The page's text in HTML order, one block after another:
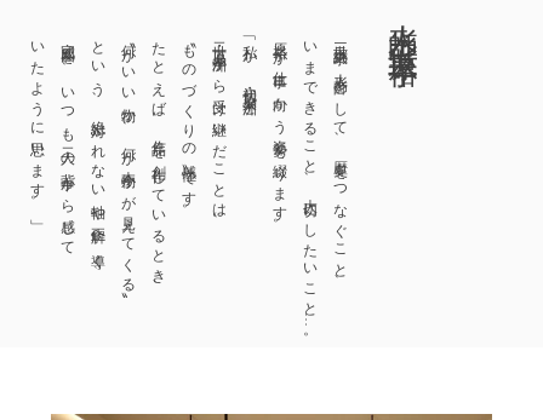
人形師 三世・原裕子
三世継承の人形師として、歴史をつなぐこと、
いまできること、大切にしたいこと…。
原裕子が仕事に向かう姿勢を綴ります。
「私が、初代・原米洲と
二世・原孝洲から受け継いだことは、
〝ものづくりの感性〟です。
たとえば、作品を創作しているとき、
〝何がいい物か、何が本物かが見えてくる〟
という、絶対ぶれない軸や正解へ導く
完成図を、いつも二人の背中から感じて
いたように思います。」